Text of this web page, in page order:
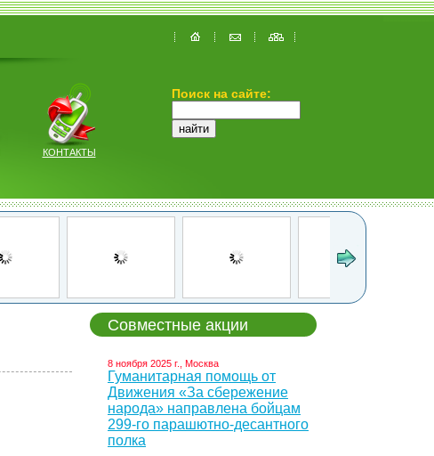
КОНТАКТЫ
Поиск на сайте:
Совместные акции
8 ноября 2025 г., Москва
Гуманитарная помощь от
Движения «За сбережение
народа» направлена бойцам
299-го парашютно-десантного
полка